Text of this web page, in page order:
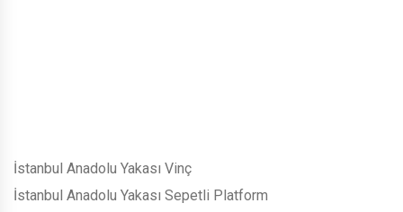
İstanbul Anadolu Yakası Vinç
İstanbul Anadolu Yakası Sepetli Platform